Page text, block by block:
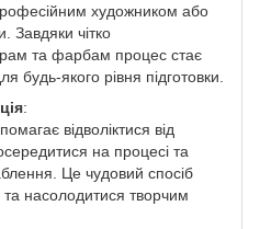
художником або
Завдяки чітко
та фарбам процес стає
будь-якого рівня підготовки.
:
відволіктися від
на процесі та
Це чудовий спосіб
насолодитися творчим